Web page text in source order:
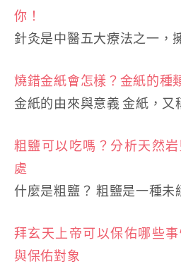
你！
針灸是中醫五大療法之一，
燒錯金紙會怎樣？金紙的種
金紙的由來與意義 金紙，
粗鹽可以吃嗎？分析天然
處
什麼是粗鹽？ 粗鹽是一種
拜玄天上帝可以保佑哪些
與保佑對象